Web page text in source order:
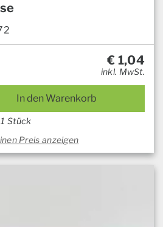
€ 1,04
inkl. MwSt.
In den Warenkorb
Stück
Preis anzeigen